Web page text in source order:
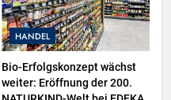
HANDEL
Bio-Erfolgskonzept wächst
weiter: Eröffnung der 200.